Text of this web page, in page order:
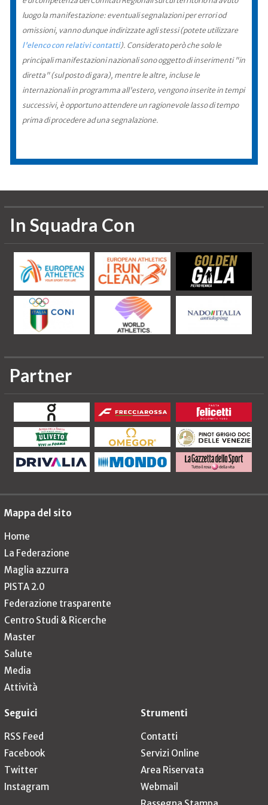
luogo la manifestazione: eventuali segnalazioni per errori od
omissioni, vanno dunque indirizzate agli stessi (potete utilizzare
l'elenco con relativi contatti). Considerato però che solo le
principali manifestazioni nazionali sono oggetto di inserimenti "in
diretta" (sul posto di gara), mentre le altre, incluse le
internazionali in programma all'estero, vengono inserite in tempi
successivi, è opportuno attendere un ragionevole lasso di tempo
prima di procedere ad una segnalazione.
In Squadra Con
Partner
Mappa del sito
Home
La Federazione
Maglia azzurra
PISTA 2.0
Federazione trasparente
Centro Studi & Ricerche
Master
Salute
Media
Attività
Seguici
RSS Feed
Facebook
Twitter
Instagram
Strumenti
Contatti
Servizi Online
Area Riservata
Webmail